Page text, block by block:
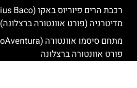
מדיטרניה (פורט אוונטורה ברצלונה)
פורט אוונטורה ברצלונה